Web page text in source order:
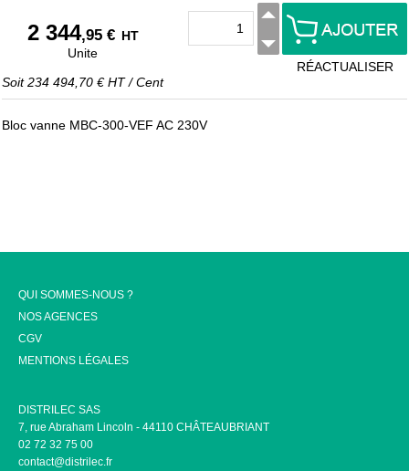
2 344,95 € HT
Unite
Soit234 494,70 € HT/Cent
RÉACTUALISER
Bloc vanne MBC-300-VEF AC 230V
QUI SOMMES-NOUS ?
NOS AGENCES
CGV
MENTIONS LÉGALES
DISTRILEC SAS
7, rue Abraham Lincoln - 44110 CHÂTEAUBRIANT
02 72 32 75 00
contact@distrilec.fr